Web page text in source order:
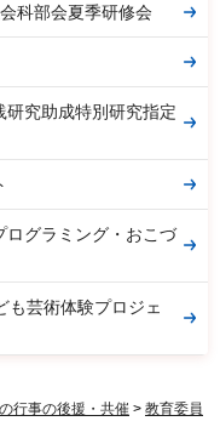
科部会夏季研修会
研究助成特別研究指定
ログラミング・おこづ
も芸術体験プロジェ
行事の後援・共催 > 教育委員